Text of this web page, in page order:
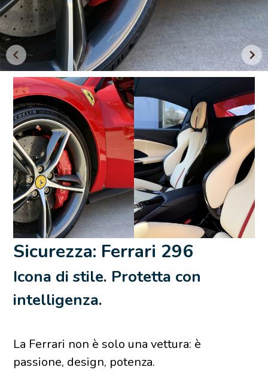
Sicurezza: Ferrari 296
Icona di stile. Protetta con
intelligenza.
La Ferrari non è solo una vettura: è
passione, design, potenza.